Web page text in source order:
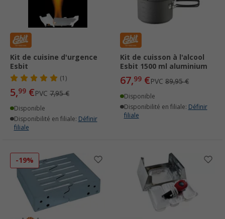
Kit de cuisine d'urgence
Esbit
(1)
5,99 €PVC 7,95 €
Disponible
Disponibilité en filiale: Définir
filiale
Kit de cuisson à l'alcool
Esbit 1500 ml aluminium
67,99 €PVC 89,95 €
Disponible
Disponibilité en filiale: Définir
filiale
-19%